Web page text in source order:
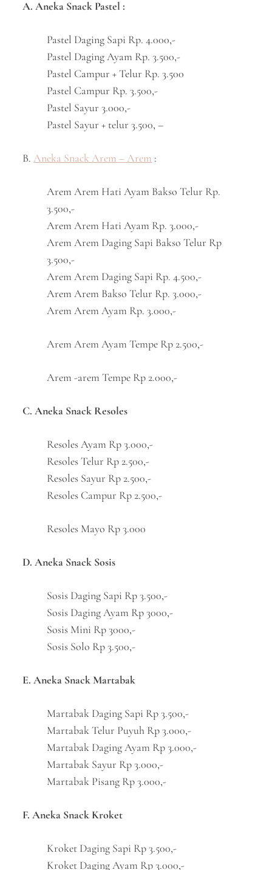
A. Aneka Snack Pastel :
Pastel Daging Sapi Rp. 4.000,-
Pastel Daging Ayam Rp. 3.500,-
Pastel Campur + Telur Rp. 3.500
Pastel Campur Rp. 3.500,-
Pastel Sayur 3.000,-
Pastel Sayur + telur 3.500, –
B.Aneka Snack Arem – Arem :
Arem Arem Hati Ayam Bakso Telur Rp.
3.500,-
Arem Arem Hati Ayam Rp. 3.000,-
Arem Arem Daging Sapi Bakso Telur Rp
3.500,-
Arem Arem Daging Sapi Rp. 4.500,-
Arem Arem Bakso Telur Rp. 3.000,-
Arem Arem Ayam Rp. 3.000,-
Arem Arem Ayam Tempe Rp 2.500,-
Arem -arem Tempe Rp 2.000,-
C. Aneka Snack Resoles
Resoles Ayam Rp 3.000,-
Resoles Telur Rp 2.500,-
Resoles Sayur Rp 2.500,-
Resoles Campur Rp 2.500,-
Resoles Mayo Rp 3.000
D. Aneka Snack Sosis
Sosis Daging Sapi Rp 3.500,-
Sosis Daging Ayam Rp 3000,-
Sosis Mini Rp 3000,-
Sosis Solo Rp 3.500,-
E. Aneka Snack Martabak
Martabak Daging Sapi Rp 3.500,-
Martabak Telur Puyuh Rp 3.000,-
Martabak Daging Ayam Rp 3.000,-
Martabak Sayur Rp 3.000,-
Martabak Pisang Rp 3.000,-
F. Aneka Snack Kroket
Kroket Daging Sapi Rp 3.500,-
Kroket Daging Ayam Rp 3.000,-